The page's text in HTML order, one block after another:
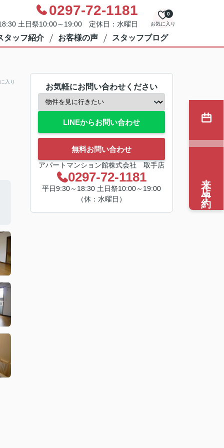
0297-72-1181
土日祭10:00～19:00 定休日：水曜日 お気に入り
0
タッフ紹介 お客様の声 スタッフブログ
入り
お気軽にお問い合わせください
LINEからお問い合わせ
無料お問い合わせ
アパートマンション館株式会社 取手店
0297-72-1181
平日9:30～18:30 土日祭10:00～19:00
（休：水曜日）
来店予約